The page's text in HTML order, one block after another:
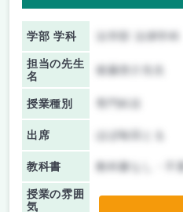
学部 学科
担当の先生
名
後藤啓介先生
授業種別
出席 ほぼ毎回とる
教科書 教科書なし・不要
授業の雰囲
気